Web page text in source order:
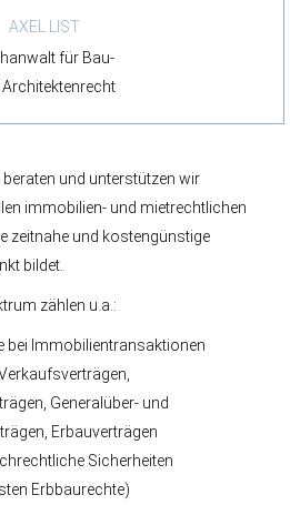
AXEL LIST
für Bau-
Architektenrecht
und unterstützen wir
immobilien- und mietrechtlichen
zeitnahe und kostengünstige
bildet.
zählen u.a.:
bei Immobilientransaktionen
Generalüber- und
Erbauverträgen
Sicherheiten
Erbbaurechte)